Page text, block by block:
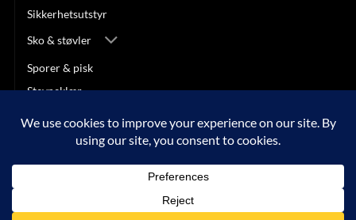
Sikkerhetsutstyr
Sko & støvler
Sporer & pisk
Stevneklær
SALG
Vipps
Copyright 2026 © ARNEBERG HEST OG RYTTER |